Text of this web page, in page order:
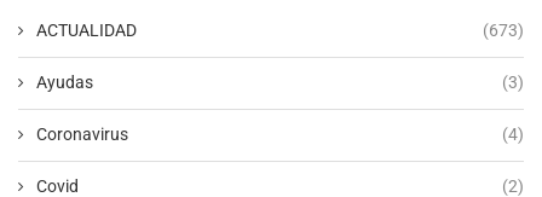
ACTUALIDAD (673)
Ayudas (3)
Coronavirus (4)
Covid (2)